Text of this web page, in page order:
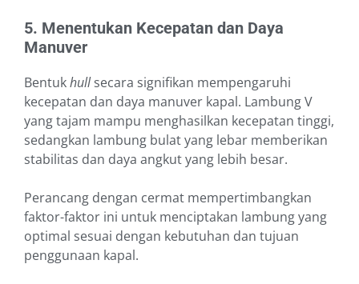
5. Menentukan Kecepatan dan Daya
Manuver
Bentukhullsecara signifikan mempengaruhi
kecepatan dan daya manuver kapal. Lambung V
yang tajam mampu menghasilkan kecepatan tinggi,
sedangkan lambung bulat yang lebar memberikan
stabilitas dan daya angkut yang lebih besar.
Perancang dengan cermat mempertimbangkan
faktor-faktor ini untuk menciptakan lambung yang
optimal sesuai dengan kebutuhan dan tujuan
penggunaan kapal.